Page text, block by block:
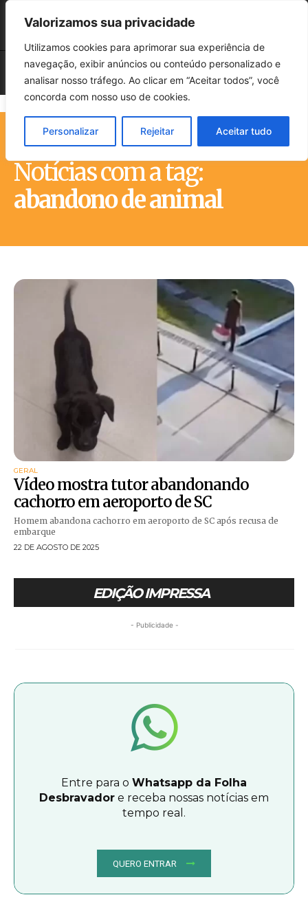
Valorizamos sua privacidade
Utilizamos cookies para aprimorar sua experiência de
navegação, exibir anúncios ou conteúdo personalizado e
analisar nosso tráfego. Ao clicar em “Aceitar todos”, você
concorda com nosso uso de cookies.
Personalizar Rejeitar Aceitar tudo
Notícias com a tag:
abandono de animal
GERAL
Vídeo mostra tutor abandonando
cachorro em aeroporto de SC
Homem abandona cachorro em aeroporto de SC após recusa de
embarque
22 DE AGOSTO DE 2025
EDIÇÃO IMPRESSA
- Publicidade -
Entre para o Whatsapp da Folha
Desbravador e receba nossas notícias em
tempo real.
QUERO ENTRAR